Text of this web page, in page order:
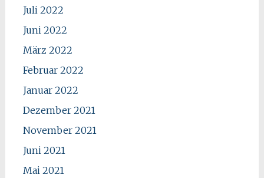
Juli 2022
Juni 2022
März 2022
Februar 2022
Januar 2022
Dezember 2021
November 2021
Juni 2021
Mai 2021